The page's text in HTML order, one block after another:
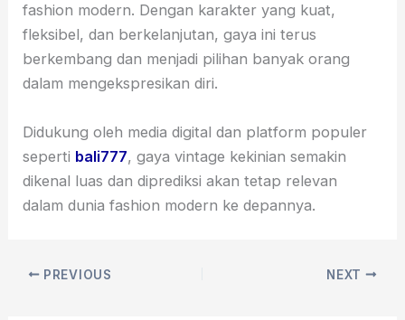
fashion modern. Dengan karakter yang kuat,
fleksibel, dan berkelanjutan, gaya ini terus
berkembang dan menjadi pilihan banyak orang
dalam mengekspresikan diri.
Didukung oleh media digital dan platform populer
seperti bali777, gaya vintage kekinian semakin
dikenal luas dan diprediksi akan tetap relevan
dalam dunia fashion modern ke depannya.
PREVIOUS NEXT